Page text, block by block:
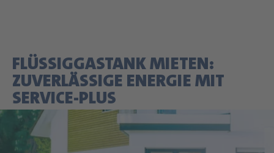
FLÜSSIGGASTANK MIETEN:
ZUVERLÄSSIGE ENERGIE MIT
SERVICE-PLUS